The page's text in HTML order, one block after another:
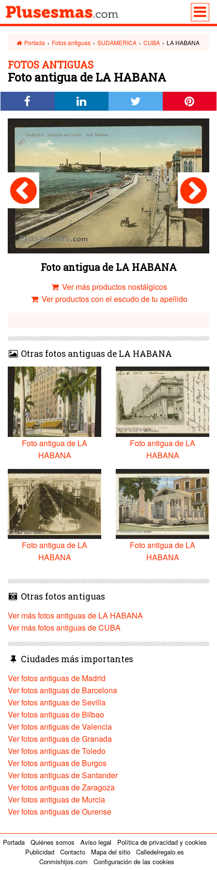
Portada › Fotos antiguas › SUDAMERICA › CUBA › LA HABANA
FOTOS ANTIGUAS
Foto antigua de LA HABANA
Foto antigua de LA HABANA
Ver más productos nostálgicos
Ver productos con el escudo de tu apellido
Otras fotos antiguas de LA HABANA
Foto antigua de LA
HABANA
Foto antigua de LA
HABANA
Foto antigua de LA
HABANA
Foto antigua de LA
HABANA
Otras fotos antiguas
Ver más fotos antiguas de LA HABANA
Ver más fotos antiguas de CUBA
Ciudades más importantes
Ver fotos antiguas de Madrid
Ver fotos antiguas de Barcelona
Ver fotos antiguas de Sevilla
Ver fotos antiguas de Bilbao
Ver fotos antiguas de Valencia
Ver fotos antiguas de Granada
Ver fotos antiguas de Toledo
Ver fotos antiguas de Burgos
Ver fotos antiguas de Santander
Ver fotos antiguas de Zaragoza
Ver fotos antiguas de Murcia
Ver fotos antiguas de Ourense
Portada Quiénes somos Aviso legal
Política de privacidad y cookies
Publicidad
Contacto Mapa del sitio
Calledelregalo.es
Conmishijos.com
Configuración de las cookies